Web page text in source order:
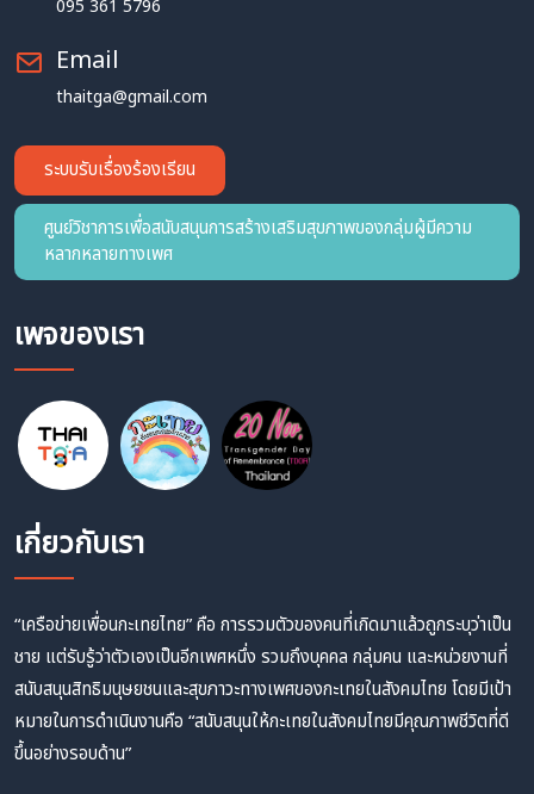
095 361 5796
Email
thaitga@gmail.com
ระบบรับเรื่องร้องเรียน
ศูนย์วิชาการเพื่อสนับสนุนการสร้างเสริมสุขภาพของกลุ่มผู้มีความ
หลากหลายทางเพศ
เพจของเรา
เกี่ยวกับเรา
“เครือข่ายเพื่อนกะเทยไทย” คือ การรวมตัวของคนที่เกิดมาแล้วถูกระบุว่าเป็น
ชาย แต่รับรู้ว่าตัวเองเป็นอีกเพศหนึ่ง รวมถึงบุคคล กลุ่มคน และหน่วยงานที่
สนับสนุนสิทธิมนุษยชนและสุขภาวะทางเพศของกะเทยในสังคมไทย โดยมีเป้า
หมายในการดำเนินงานคือ “สนับสนุนให้กะเทยในสังคมไทยมีคุณภาพชีวิตที่ดี
ขึ้นอย่างรอบด้าน”